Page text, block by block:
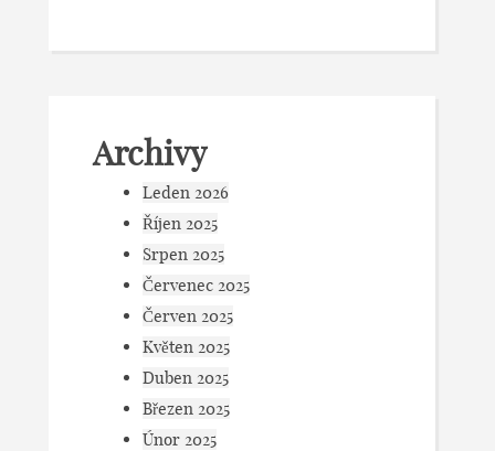
Archivy
Leden 2026
Říjen 2025
Srpen 2025
Červenec 2025
Červen 2025
Květen 2025
Duben 2025
Březen 2025
Únor 2025